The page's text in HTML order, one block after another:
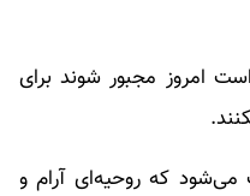
امروز مجبور شوند برای
می‌شود که روحیه‌ای آرام و